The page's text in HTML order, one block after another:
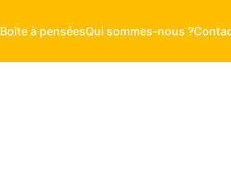
Boîte à penséesQui sommes-nous ?